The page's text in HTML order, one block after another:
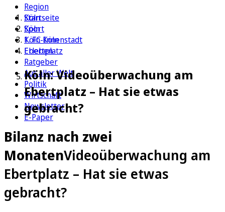
Region
Köln
Sport
1. FC Köln
Erleben
Ratgeber
Aus aller Welt
Politik
Wirtschaft
Newsletter
E-Paper
Startseite
Köln
Köln-Innenstadt
Ebertplatz
Köln: Videoüberwachung am
Ebertplatz – Hat sie etwas
gebracht?
Bilanz nach zwei
MonatenVideoüberwachung am
Ebertplatz – Hat sie etwas
gebracht?